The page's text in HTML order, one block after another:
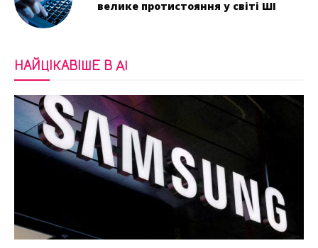
велике протистояння у світі ШІ
НАЙЦІКАВІШЕ В AI